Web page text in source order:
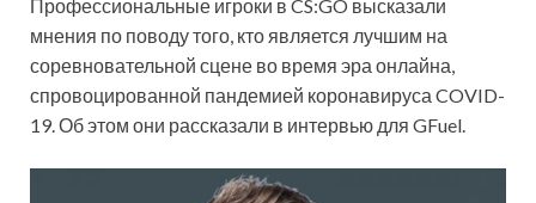
Профессиональные игроки в CS:GO высказали
мнения по поводу того, кто является лучшим на
соревновательной сцене во время эра онлайна,
спровоцированной пандемией коронавируса COVID-
19. Об этом они рассказали в интервью для GFuel.